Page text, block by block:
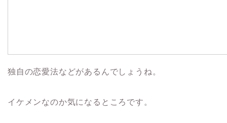
独自の恋愛法などがあるんでしょうね。
イケメンなのか気になるところです。